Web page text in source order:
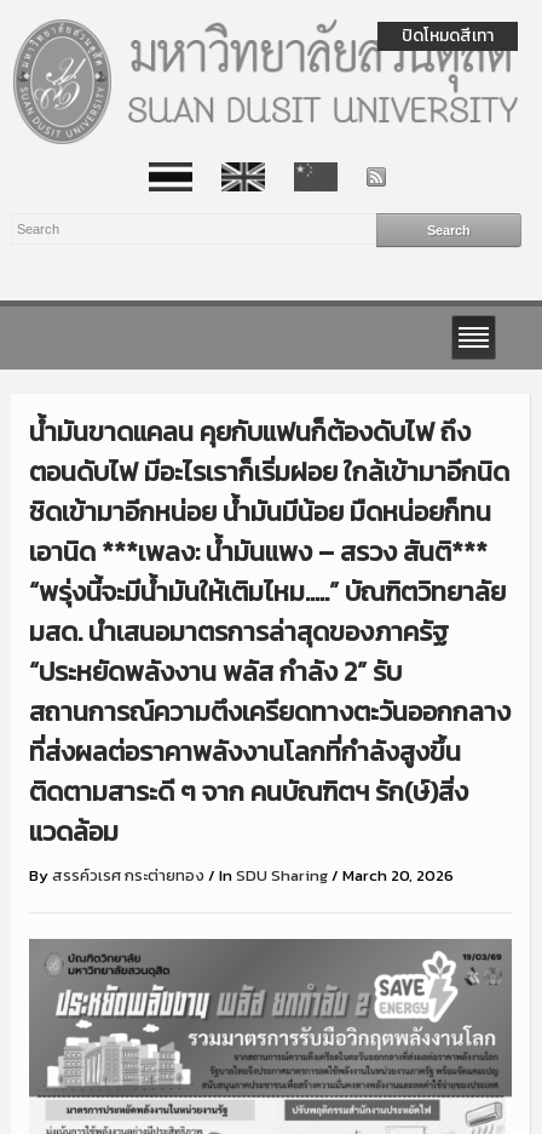
น้ำมันขาดแคลน คุยกับแฟนก็ต้องดับไฟ ถึง
ตอนดับไฟ มีอะไรเราก็เริ่มฝอย ใกล้เข้ามาอีกนิด
ชิดเข้ามาอีกหน่อย น้ำมันมีน้อย มืดหน่อยก็ทน
เอานิด ***เพลง: น้ำมันแพง – สรวง สันติ***
“พรุ่งนี้จะมีน้ำมันให้เติมไหม…..” บัณฑิตวิทยาลัย
มสด. นำเสนอมาตรการล่าสุดของภาครัฐ
“ประหยัดพลังงาน พลัส กำลัง 2” รับ
สถานการณ์ความตึงเครียดทางตะวันออกกลาง
ที่ส่งผลต่อราคาพลังงานโลกที่กำลังสูงขึ้น
ติดตามสาระดี ๆ จาก คนบัณฑิตฯ รัก(ษ์)สิ่ง
แวดล้อม
Byสรรค์วเรศ กระต่ายทอง / InSDU Sharing/ March 20, 2026
ปิดโหมดสีเทา